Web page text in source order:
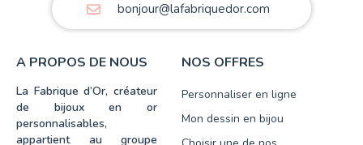
bonjour@lafabriquedor.com
A PROPOS DE NOUS
La Fabrique d’Or, créateur
de bijoux en or
personnalisables,
appartient au groupe
NOS OFFRES
Personnaliser en ligne
Mon dessin en bijou